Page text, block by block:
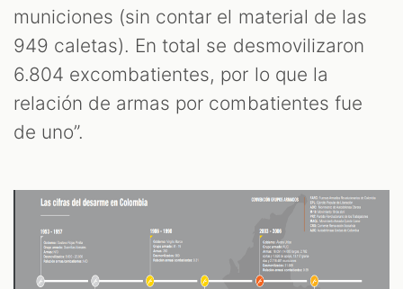
municiones (sin contar el material de las
949 caletas). En total se desmovilizaron
6.804 excombatientes, por lo que la
relación de armas por combatientes fue
de uno”.